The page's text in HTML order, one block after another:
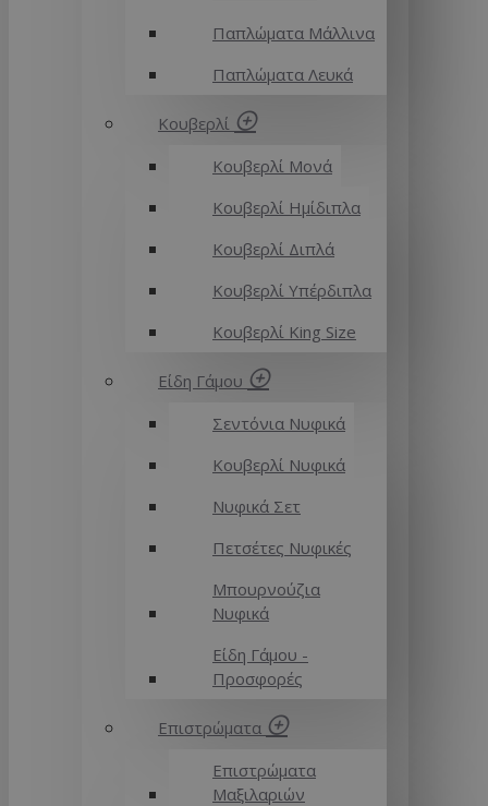
Παπλώματα Μάλλινα
Παπλώματα Λευκά
Κουβερλί
Κουβερλί Μονά
Κουβερλί Ημίδιπλα
Κουβερλί Διπλά
Κουβερλί Υπέρδιπλα
Κουβερλί King Size
Είδη Γάμου
Σεντόνια Νυφικά
Κουβερλί Νυφικά
Νυφικά Σετ
Πετσέτες Νυφικές
Μπουρνούζια
Νυφικά
Είδη Γάμου -
Προσφορές
Επιστρώματα
Επιστρώματα
Μαξιλαριών